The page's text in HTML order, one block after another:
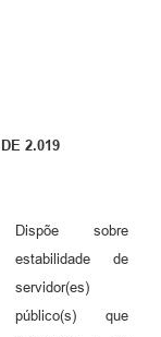
2.019
Dispõe sobre
estabilidade de
servidor(es)
público(s) que